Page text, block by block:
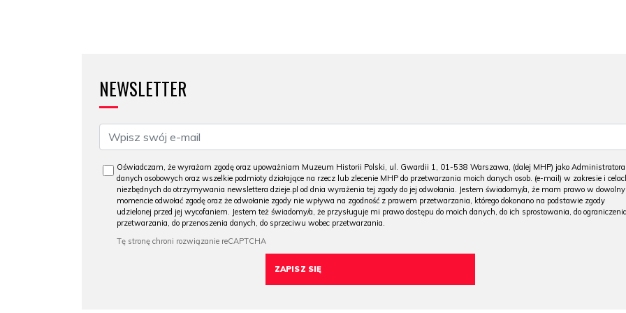
NEWSLETTER
Oświadczam, że wyrażam zgodę oraz upoważniam Muzeum Historii Polski, ul. Gwardii 1, 01-538 Warszawa, (dalej MHP) jako Administratora
danych osobowych oraz wszelkie podmioty działające na rzecz lub zlecenie MHP do przetwarzania moich danych osob. (e-mail) w zakresie i
niezbędnych do otrzymywania newslettera dzieje.pl od dnia wyrażenia tej zgody do jej odwołania. Jestem świadomy/a, że mam prawo w
momencie odwołać zgodę oraz że odwołanie zgody nie wpływa na zgodność z prawem przetwarzania, którego dokonano na podstawie zgody
udzielonej przed jej wycofaniem. Jestem też świadomy/a, że przysługuje mi prawo dostępu do moich danych, do ich sprostowania, do ograniczenia
przetwarzania, do przenoszenia danych, do sprzeciwu wobec przetwarzania.